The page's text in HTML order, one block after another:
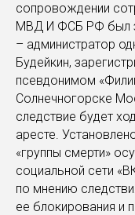
сопровождении
МВД И ФСБ РФ был
– администратор
Будейкин,
псевдонимом
Солнечногорске
следствие будет
аресте.
«группы смерти»
социальной сети
по мнению
ее блокирования и